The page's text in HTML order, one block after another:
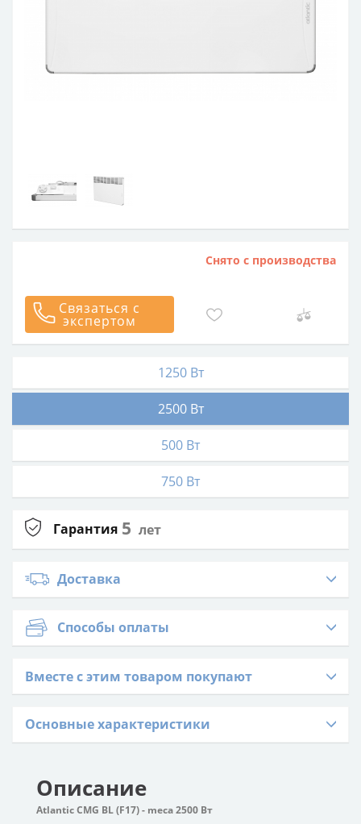
Основные характеристики
Снято с производства
Связаться с
экспертом
1250 Вт
2500 Вт
500 Вт
750 Вт
Гарантия 5 лет
Доставка
Способы оплаты
Вместе с этим товаром покупают
Описание
Atlantic CMG BL (F17) - meca 2500 Вт